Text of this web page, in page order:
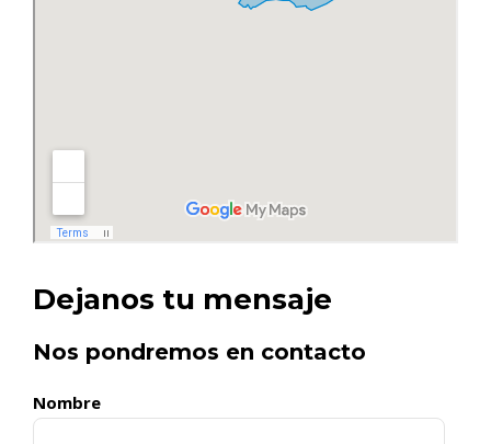
Dejanos tu mensaje
Nos pondremos en contacto
Nombre